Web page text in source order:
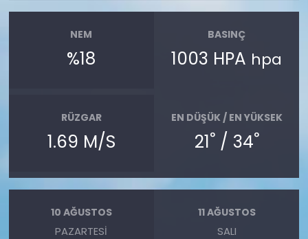
NEM
%18
BASINÇ
1003 HPA hpa
RÜZGAR
1.69 M/S
EN DÜŞÜK / EN YÜKSEK
21°/ 34°
10 AĞUSTOS
PAZARTESI
11 AĞUSTOS
SALI